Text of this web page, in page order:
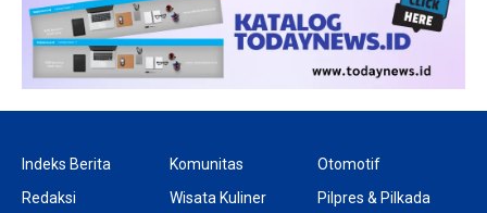
Indeks Berita
Redaksi
Komunitas
Wisata Kuliner
Otomotif
Pilpres & Pilkada